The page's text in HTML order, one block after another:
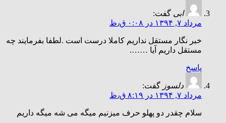
ابی گفت:
مرداد ۷, ۱۳۹۴ در ۰:۰۸ ق٫ظ
خبر نگار مستقل نداریم کاملا درست است .لطفا بفرمایند چه
مستقل داریم آیا …….
پاسخ
دلسوز گفت:
مرداد ۷, ۱۳۹۴ در ۸:۱۹ ق٫ظ
سلام چقدر دو پهلو حرف میزنیم میگه می شه میگه داریم